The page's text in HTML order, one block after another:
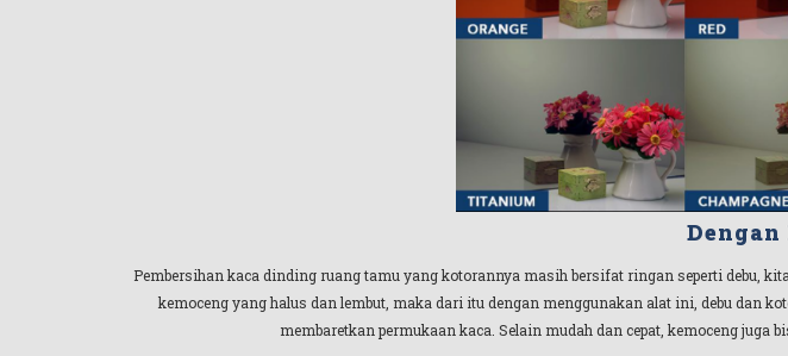
Dengan
Pembersihan kaca dinding ruang tamu yang kotorannya masih bersifat ringan seperti debu,
kemoceng yang halus dan lembut, maka dari itu dengan menggunakan alat ini, debu dan
membaretkan permukaan kaca. Selain mudah dan cepat, kemoceng